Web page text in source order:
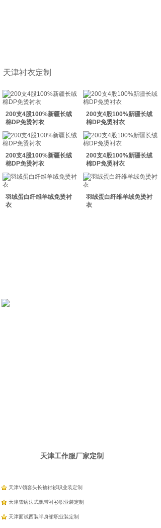
天津衬衣定制
200支4股100%新疆长绒
棉DP免烫衬衣
200支4股100%新疆长绒
棉DP免烫衬衣
200支4股100%新疆长绒
棉DP免烫衬衣
200支4股100%新疆长绒
棉DP免烫衬衣
羽绒蛋白纤维羊绒免烫衬
衣
羽绒蛋白纤维羊绒免烫衬
衣
双击此处添加文字
双击此处添加文字
天津工作服厂家定制
天津V领套头长袖衬衫职业装定制
天津雪纺法式飘带衬衫职业装定制
天津面试西装半身裙职业装定制